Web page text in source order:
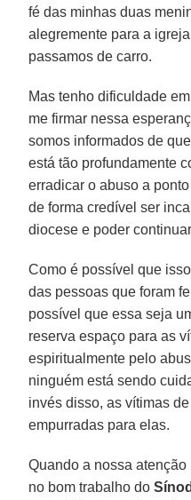
fé das minhas duas
alegremente para a
passamos de carro.
Mas tenho dificuldade
me firmar nessa
somos informados de
está tão profundamente
erradicar o abuso a
de forma credível ser
diocese e poder
Como é possível que
das pessoas que foram
possível que essa seja
reserva espaço para as
espiritualmente pelo
ninguém está sendo
invés disso, as vítimas
empurradas para elas.
Quando a nossa
no bom trabalho do